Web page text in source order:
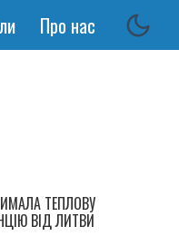
Про нас
ТЕПЛОВУ
ВІД ЛИТВИ